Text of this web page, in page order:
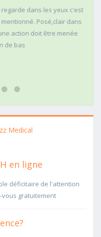
dans les yeux c'est
Posé,clair dans
action doit être menée
bas
Medical
en ligne
déficitaire de l'attention
vous gratuitement